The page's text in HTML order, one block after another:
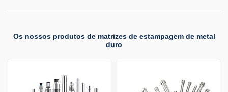
Os nossos produtos de matrizes de estampagem de metal
duro